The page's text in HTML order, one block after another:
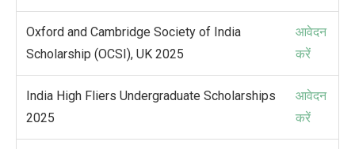
Oxford and Cambridge Society of India
Scholarship (OCSI), UK 2025
आवेदन
करें
India High Fliers Undergraduate Scholarships
2025
आवेदन
करें